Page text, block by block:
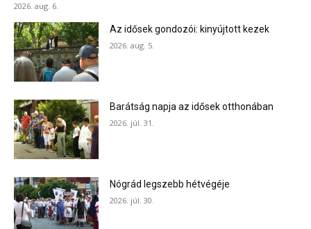
2026. aug. 6.
Az idősek gondozói: kinyújtott kezek
2026. aug. 5.
Barátság napja az idősek otthonában
2026. júl. 31.
Nógrád legszebb hétvégéje
2026. júl. 30.